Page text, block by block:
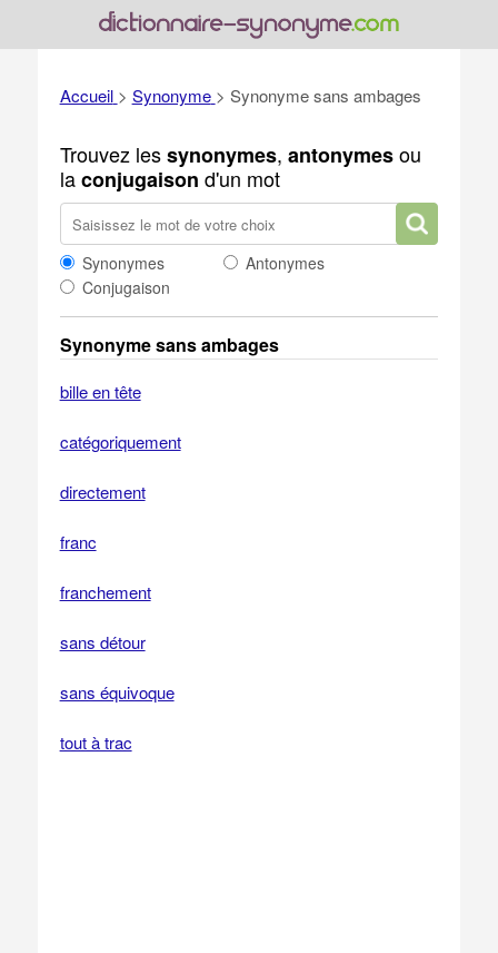
Accueil > Synonyme > Synonyme sans ambages
Trouvez lessynonymes, antonymesou
laconjugaison d'un mot
Synonymes
Antonymes
Conjugaison
Synonyme sans ambages
bille en tête
catégoriquement
directement
franc
franchement
sans détour
sans équivoque
tout à trac